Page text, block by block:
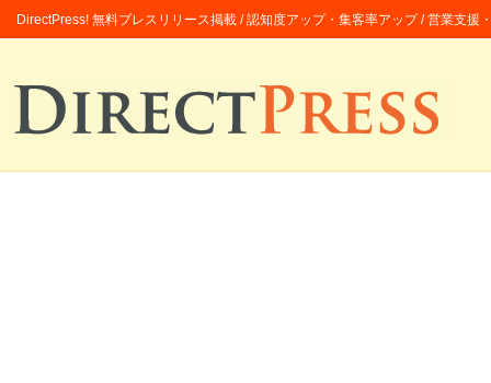
DirectPress! 無料プレスリリース掲載 / 認知度アップ・集客率アップ / 営業支援